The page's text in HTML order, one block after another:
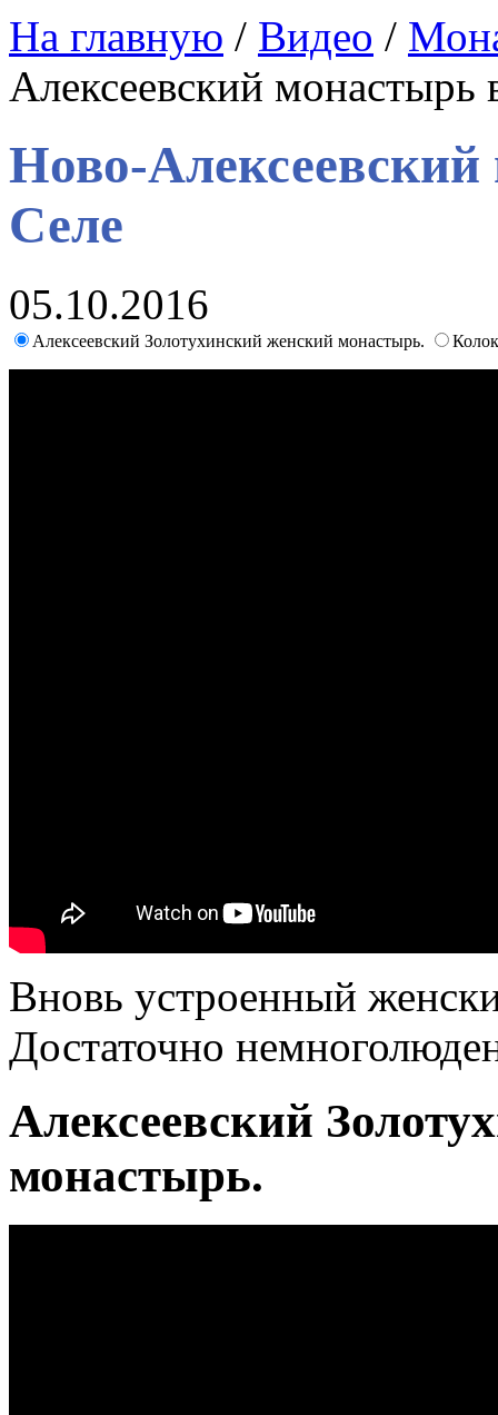
На главную / Видео /
Алексеевский
Ново-
Селе
05.10.2016
Алексеевский Золотухинский женский монастырь.
Вновь устроенный
Достаточно
Алексеевский
монастырь.